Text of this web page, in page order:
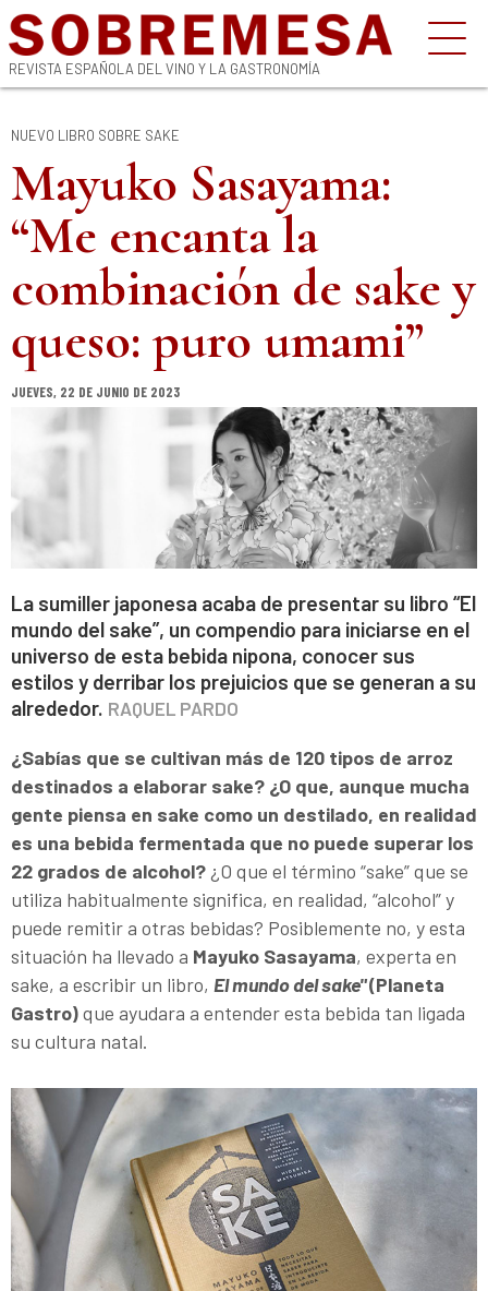
REVISTA ESPAÑOLA DEL VINO Y LA GASTRONOMÍA
NUEVO LIBRO SOBRE SAKE
Mayuko Sasayama:
“Me encanta la
combinación de sake y
queso: puro umami”
JUEVES, 22 DE JUNIO DE 2023
La sumiller japonesa acaba de presentar su libro “El
mundo del sake”, un compendio para iniciarse en el
universo de esta bebida nipona, conocer sus
estilos y derribar los prejuicios que se generan a su
alrededor. RAQUEL PARDO
¿Sabías que se cultivan más de 120 tipos de arroz
destinados a elaborar sake? ¿O que, aunque mucha
gente piensa en sake como un destilado, en realidad
es una bebida fermentada que no puede superar los
22 grados de alcohol? ¿O que el término “sake” que se
utiliza habitualmente significa, en realidad, “alcohol” y
puede remitir a otras bebidas? Posiblemente no, y esta
situación ha llevado a Mayuko Sasayama, experta en
sake, a escribir un libro, El mundo del sake"(Planeta
Gastro)que ayudara a entender esta bebida tan ligada
su cultura natal.